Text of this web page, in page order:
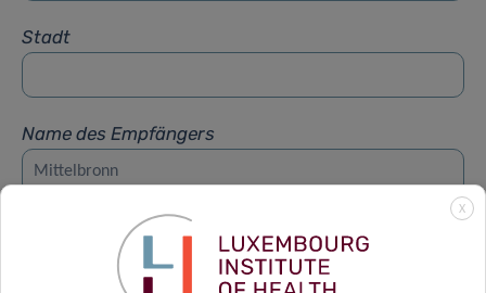
Stadt
Name des Empfängers
Vorname des Empfängers
X